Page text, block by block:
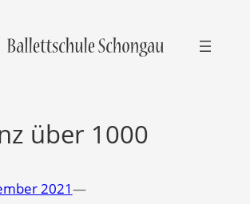
über 1000
2021—